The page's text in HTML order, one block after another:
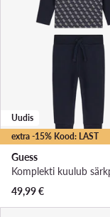
extra -15% Kood: LAST
Uudis
Guess
49,99€